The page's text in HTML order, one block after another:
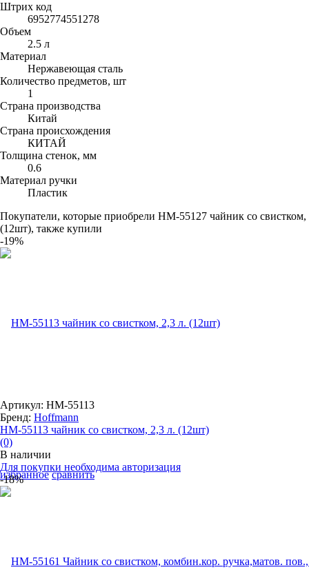
Штрих код
6952774551278
Объем
2.5 л
Материал
Нержавеющая сталь
Количество предметов, шт
1
Страна производства
Китай
Страна происхождения
КИТАЙ
Толщина стенок, мм
0.6
Материал ручки
Пластик
Покупатели, которые приобрели HM-55127 чайник со свистком,
(12шт), также купили
-19%
избранное сравнить
Артикул: HM-55113
Бренд: Hoffmann
HM-55113 чайник со свистком, 2,3 л. (12шт)
(0)
В наличии
Для покупки необходима авторизация
-18%